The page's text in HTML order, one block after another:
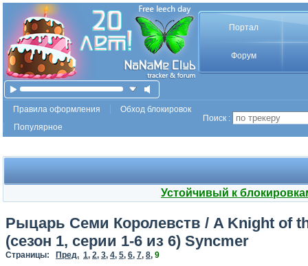
Портал
Форум
Правила оформления
Обход блокировок
Популярное
Поиск :
Устойчивый к
Рыцарь Семи Королевств / A Knight of
(сезон 1, серии 1-6 из 6) Syncmer
Страницы: Пред. 1, 2, 3, 4, 5, 6, 7, 8, 9